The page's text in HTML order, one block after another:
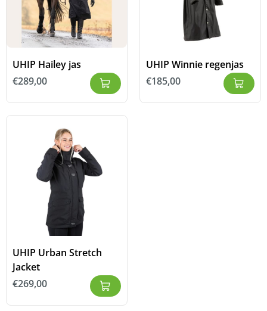
UHIP Hailey jas
€289,00
UHIP Winnie regenjas
€185,00
UHIP Urban Stretch
Jacket
€269,00